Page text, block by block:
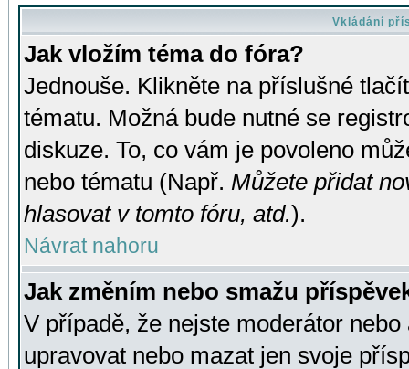
Vkládání
Jak vložím téma do fóra?
Jednouše. Klikněte na příslušné
tématu. Možná bude nutné se
diskuze. To, co vám je povoleno
nebo tématu (Např. Můžete přidat
hlasovat v tomto fóru, atd.).
Návrat nahoru
Jak změním nebo smažu
V případě, že nejste moderátor
upravovat nebo mazat jen svoje